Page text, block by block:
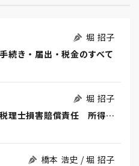
堀 招子
続き・届出・税金のすべて
堀 招子
税目別解説 判例から学ぶ税理士損害賠償責任 所得税・法人税・消費税編
橋本 浩史 / 堀 招子